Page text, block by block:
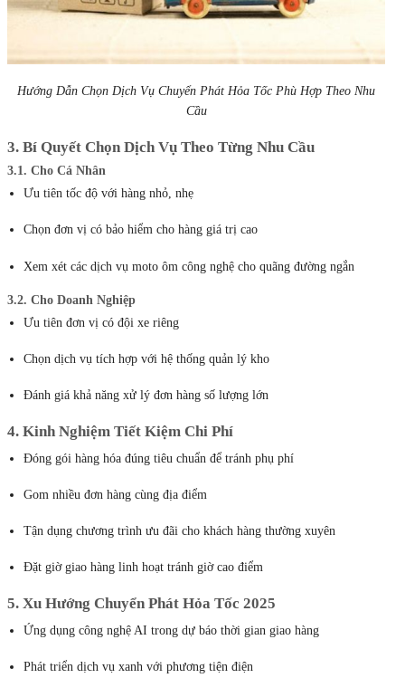
Hướng Dẫn Chọn Dịch Vụ Chuyển Phát Hỏa Tốc Phù Hợp Theo Nhu
Cầu
3. Bí Quyết Chọn Dịch Vụ Theo Từng Nhu Cầu
3.1. Cho Cá Nhân
Ưu tiên tốc độ với hàng nhỏ, nhẹ
Chọn đơn vị có bảo hiểm cho hàng giá trị cao
Xem xét các dịch vụ moto ôm công nghệ cho quãng đường ngắn
3.2. Cho Doanh Nghiệp
Ưu tiên đơn vị có đội xe riêng
Chọn dịch vụ tích hợp với hệ thống quản lý kho
Đánh giá khả năng xử lý đơn hàng số lượng lớn
4. Kinh Nghiệm Tiết Kiệm Chi Phí
Đóng gói hàng hóa đúng tiêu chuẩn để tránh phụ phí
Gom nhiều đơn hàng cùng địa điểm
Tận dụng chương trình ưu đãi cho khách hàng thường xuyên
Đặt giờ giao hàng linh hoạt tránh giờ cao điểm
5. Xu Hướng Chuyển Phát Hỏa Tốc 2025
Ứng dụng công nghệ AI trong dự báo thời gian giao hàng
Phát triển dịch vụ xanh với phương tiện điện